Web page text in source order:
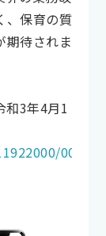
、保育の質
期待されま
3年4月1